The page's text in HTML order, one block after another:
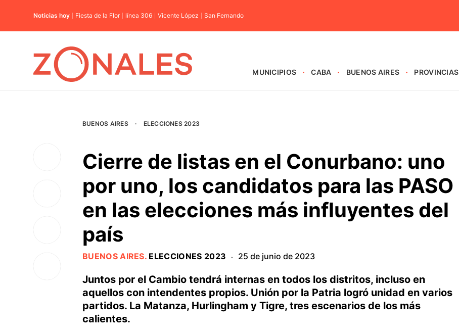
Noticias hoy Fiesta de la Flor línea 306 Vicente López San Fernando
MUNICIPIOS CABA BUENOS AIRES PROVINCIAS
BUENOS AIRES · ELECCIONES 2023
Cierre de listas en el Conurbano: uno
por uno, los candidatos para las PASO
en las elecciones más influyentes del
país
BUENOS AIRES. ELECCIONES 2023 · 25 de junio de 2023
Juntos por el Cambio tendrá internas en todos los distritos, incluso en
aquellos con intendentes propios. Unión por la Patria logró unidad en varios
partidos. La Matanza, Hurlingham y Tigre, tres escenarios de los más
calientes.